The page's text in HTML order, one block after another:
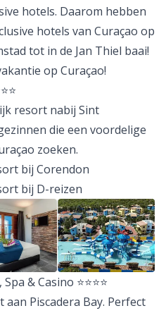
hotels. Daarom hebben
hotels van Curaçao op
tot in de Jan Thiel baai!
op Curaçao!
resort nabij Sint
die een voordelige
zoeken.
bij Corendon
bij D-reizen
& Casino ⭐️⭐️⭐️⭐️
Piscadera Bay. Perfect